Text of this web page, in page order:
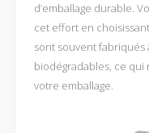
d’emballage durable.
cet effort en
sont souvent fabriqués
biodégradables, ce qui
votre emballage.